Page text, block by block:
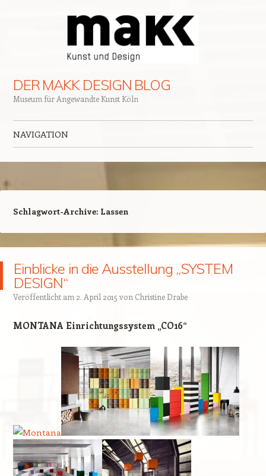
DER MAKK DESIGN BLOG
Museum für Angewandte Kunst Köln
NAVIGATION
Schlagwort-Archive: Lassen
Einblicke in die Ausstellung „SYSTEM
DESIGN“
Veröffentlicht am 2. April 2015 von Christine Drabe
MONTANA Einrichtungssystem „CO16“